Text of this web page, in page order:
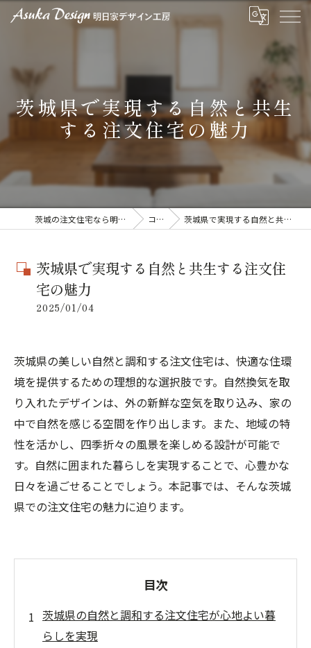
茨城県で実現する自然と共生
する注文住宅の魅力
茨城の注文住宅なら明日家デザイン工房 コラム 茨城県で実現する自然と共生する注文住宅の魅力
茨城県で実現する自然と共生する注文住
宅の魅力
2025/01/04
茨城県の美しい自然と調和する注文住宅は、快適な住環
境を提供するための理想的な選択肢です。自然換気を取
り入れたデザインは、外の新鮮な空気を取り込み、家の
中で自然を感じる空間を作り出します。また、地域の特
性を活かし、四季折々の風景を楽しめる設計が可能で
す。自然に囲まれた暮らしを実現することで、心豊かな
日々を過ごせることでしょう。本記事では、そんな茨城
県での注文住宅の魅力に迫ります。
目次
茨城県の自然と調和する注文住宅が心地よい暮
らしを実現